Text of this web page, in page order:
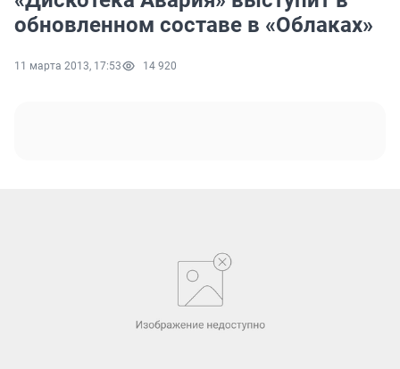
обновленном составе в «Облаках»
11 марта 2013, 17:53 14 920